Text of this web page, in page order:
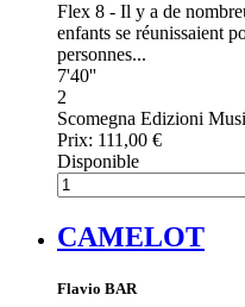
Flex 8 - Il y a de
enfants se réunissaient
personnes...
7'40''
2
Scomegna Edizioni
Prix: 111,00 €
Disponible
CAMELOT
Flavio BAR